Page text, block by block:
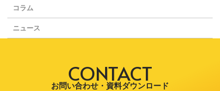
コラム
ニュース
CONTACT
お問い合わせ・資料ダウンロード